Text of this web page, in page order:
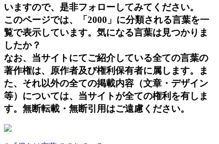
いますので、是非フォローしてみてください。
このページでは、「2000」に分類される言葉を一
覧で表示しています。気になる言葉は見つかりま
したか？
なお、当サイトにてご紹介している全ての言葉の
著作権は、原作者及び権利保有者に属します。ま
た、それ以外の全ての掲載内容（文章・デザイン
等）については、当サイトが全ての権利を有しま
す。無断転載・無断引用はご遠慮ください。